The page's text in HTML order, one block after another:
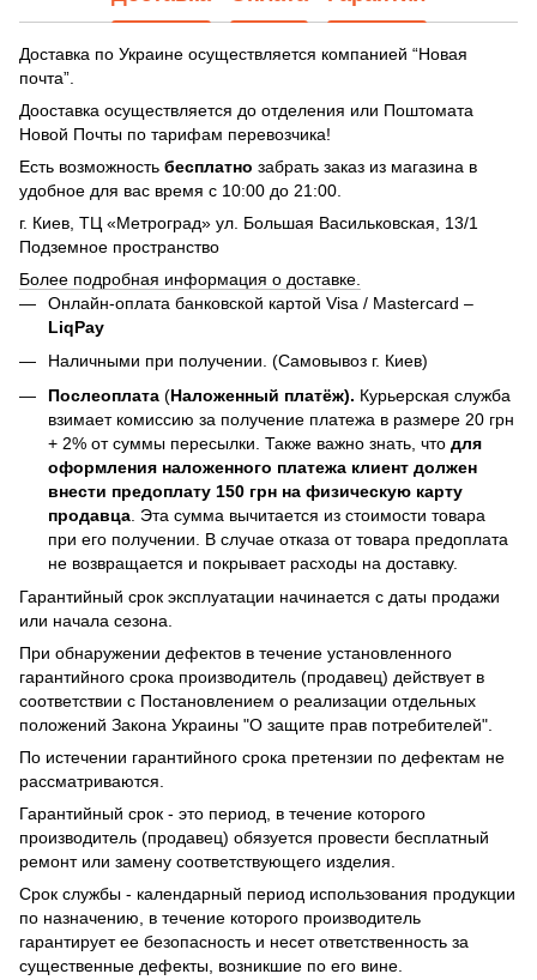
Доставка по Украине осуществляется компанией “Новая
почта”.
Дооставка осуществляется до отделения или Поштомата
Новой Почты по тарифам перевозчика!
Есть возможность бесплатно забрать заказ из магазина в
удобное для вас время с 10:00 до 21:00.
г. Киев, ТЦ «Метроград» ул. Большая Васильковская, 13/1
Подземное пространство
Более подробная информация о доставке.
Онлайн-оплата банковской картой Visa / Mastercard –
LiqPay
Наличными при получении. (Самовывоз г. Киев)
Послеоплата (Наложенный платёж). Курьерская служба
взимает комиссию за получение платежа в размере 20 грн
+ 2% от суммы пересылки. Также важно знать, что для
оформления наложенного платежа клиент должен
внести предоплату 150 грн на физическую карту
продавца . Эта сумма вычитается из стоимости товара
при его получении. В случае отказа от товара предоплата
не возвращается и покрывает расходы на доставку.
Гарантийный срок эксплуатации начинается с даты продажи
или начала сезона.
При обнаружении дефектов в течение установленного
гарантийного срока производитель (продавец) действует в
соответствии с Постановлением о реализации отдельных
положений Закона Украины "О защите прав потребителей".
По истечении гарантийного срока претензии по дефектам не
рассматриваются.
Гарантийный срок - это период, в течение которого
производитель (продавец) обязуется провести бесплатный
ремонт или замену соответствующего изделия.
Срок службы - календарный период использования продукции
по назначению, в течение которого производитель
гарантирует ее безопасность и несет ответственность за
существенные дефекты, возникшие по его вине.